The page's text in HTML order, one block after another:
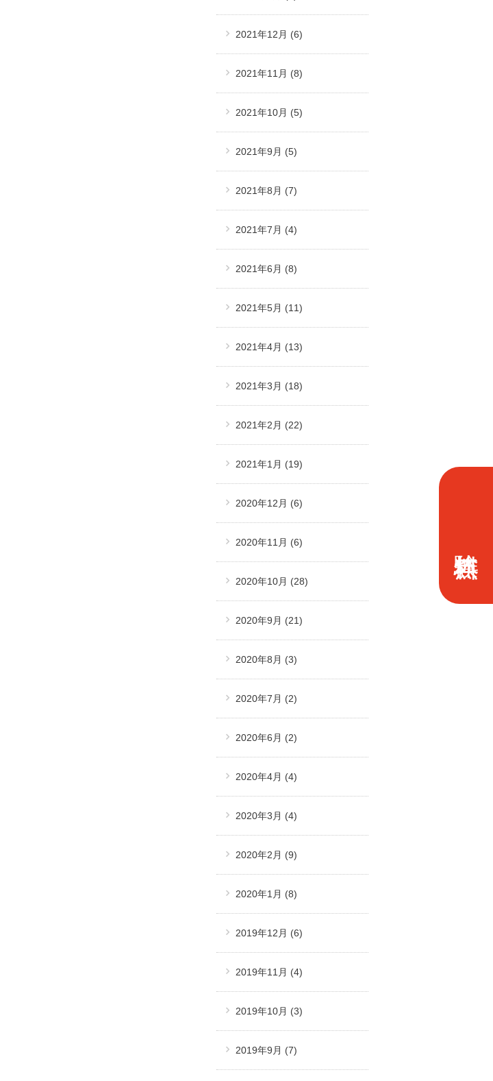
2021年12月 (6)
2021年11月 (8)
2021年10月 (5)
2021年9月 (5)
2021年8月 (7)
2021年7月 (4)
2021年6月 (8)
2021年5月 (11)
2021年4月 (13)
2021年3月 (18)
2021年2月 (22)
2021年1月 (19)
2020年12月 (6)
2020年11月 (6)
2020年10月 (28)
2020年9月 (21)
2020年8月 (3)
2020年7月 (2)
2020年6月 (2)
2020年4月 (4)
2020年3月 (4)
2020年2月 (9)
2020年1月 (8)
2019年12月 (6)
2019年11月 (4)
2019年10月 (3)
2019年9月 (7)